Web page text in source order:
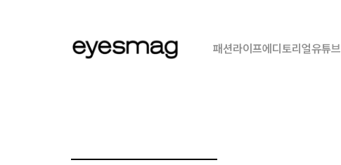
패션라이프에디토리얼유튜브